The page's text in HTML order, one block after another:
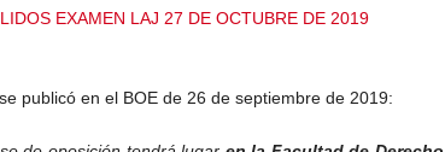
EXAMEN LAJ 27 DE OCTUBRE DE 2019
publicó en el BOE de 26 de septiembre de 2019: